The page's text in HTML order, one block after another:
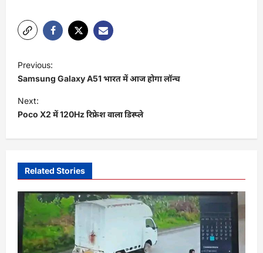
o
s
t
v
g
a
Previous:
Samsung Galaxy A51 भारत में आज होगा लॉन्च
Next:
Poco X2 में 120Hz रिफ्रेश वाला डिस्प्ले
Related Stories